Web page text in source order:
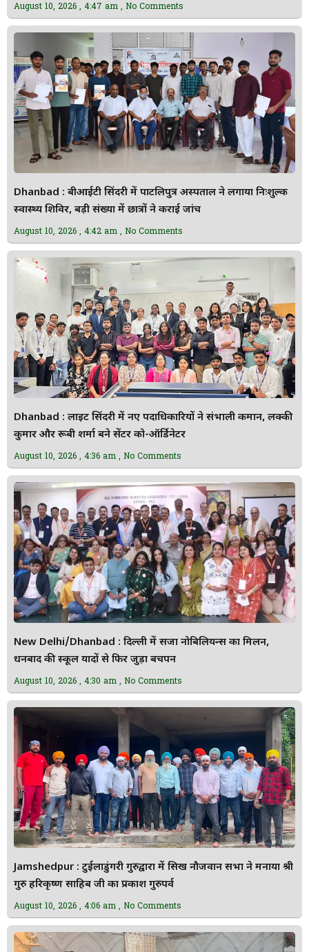
August 10, 2026 4:47 am No Comments
Dhanbad : बीआईटी सिंदरी में पाटलिपुत्र अस्पताल ने लगाया निःशुल्क
स्वास्थ्य शिविर, बड़ी संख्या में छात्रों ने कराई जांच
August 10, 2026 4:42 am No Comments
Dhanbad : लाइट सिंदरी में नए पदाधिकारियों ने संभाली कमान, लक्की
कुमार और रूबी शर्मा बने सेंटर को-ऑर्डिनेटर
August 10, 2026 4:36 am No Comments
New Delhi/Dhanbad : दिल्ली में सजा नोबिलियन्स का मिलन,
धनबाद की स्कूल यादों से फिर जुड़ा बचपन
August 10, 2026 4:30 am No Comments
Jamshedpur : टुईलाडुंगरी गुरुद्वारा में सिख नौजवान सभा ने मनाया श्री
गुरु हरिकृष्ण साहिब जी का प्रकाश गुरुपर्व
August 10, 2026 4:06 am No Comments